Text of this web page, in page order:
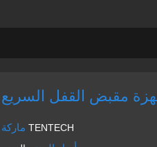
مقبض القفل السريع
ماركةTENTECH